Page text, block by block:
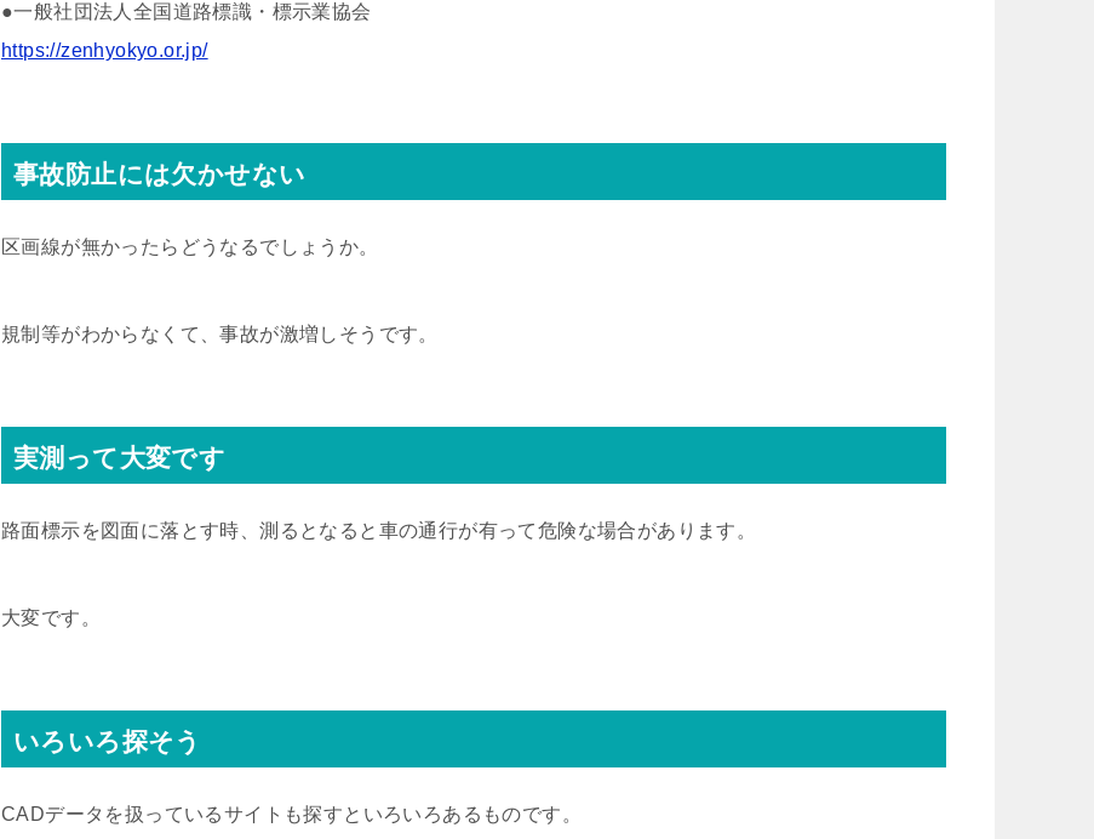
●一般社団法人全国道路標識・標示業協会
https://zenhyokyo.or.jp/
事故防止には欠かせない
区画線が無かったらどうなるでしょうか。
規制等がわからなくて、事故が激増しそうです。
実測って大変です
路面標示を図面に落とす時、測るとなると車の通行が有って危険な場合があります。
大変です。
いろいろ探そう
CADデータを扱っているサイトも探すといろいろあるものです。